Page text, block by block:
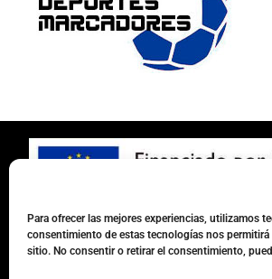
Para ofrecer las mejores experiencias, utilizamos
consentimiento de estas tecnologías nos
sitio. No consentir o retirar el consentimiento,